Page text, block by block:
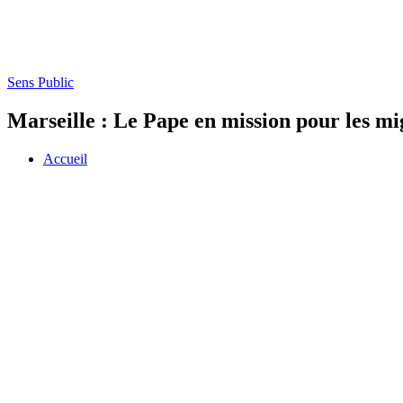
Sens Public
Marseille : Le Pape en mission pour les
Accueil